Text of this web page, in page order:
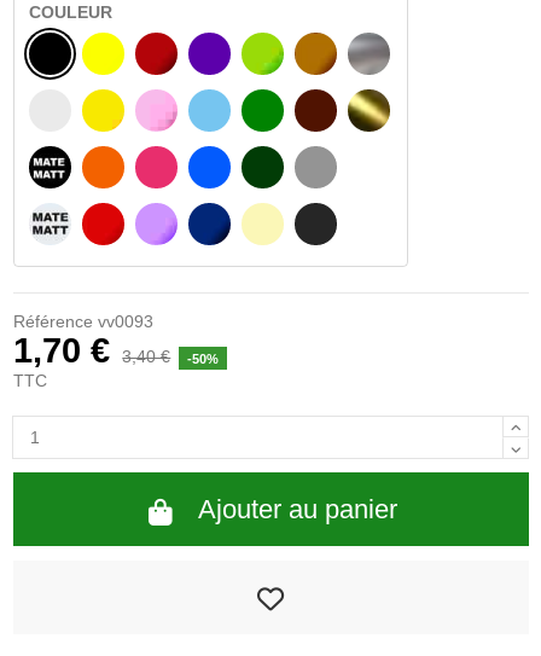
COULEUR
NOIR
BLANC
NOIR MATÉ
BLANC MATÉ
JAUNE
JAUNE AMBRE
ORANGE
ROUGE
BOURGOGNE
ROSA
FUCHSIA
PURPLE
VIOLET
BLEU CLAIR
BLAU
BLEU FONCÉ
VERT CLAIR
VERT
VERT FONCÉ
BEIGE
NOISETTE
BRUN FONCÉ
GRIS CLAIR
GRIS FONCÉ
ARGENT
OR
Référence vv0093
1,70 € 3,40 € -50%
TTC
Ajouter au panier